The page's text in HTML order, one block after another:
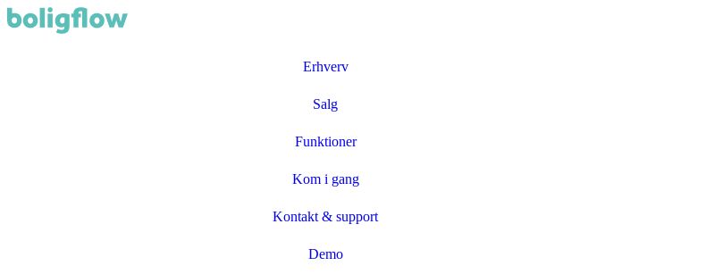
Erhverv
Salg
Funktioner
Kom i gang
Kontakt & support
Demo